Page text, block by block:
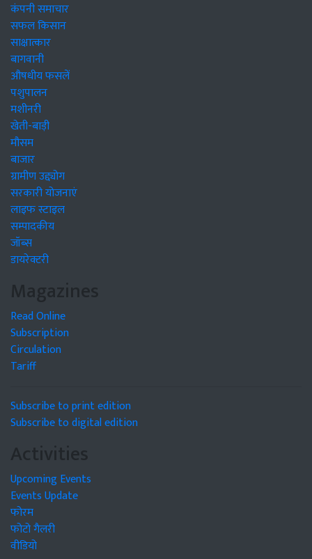
कंपनी समाचार
सफल किसान
साक्षात्कार
बागवानी
औषधीय फसलें
पशुपालन
मशीनरी
खेती-बाड़ी
मौसम
बाजार
ग्रामीण उद्द्योग
सरकारी योजनाएं
लाइफ स्टाइल
सम्पादकीय
जॉब्स
डायरेक्टरी
Magazines
Read Online
Subscription
Circulation
Tariff
Subscribe to print edition
Subscribe to digital edition
Activities
Upcoming Events
Events Update
फोरम
फोटो गैलरी
वीडियो